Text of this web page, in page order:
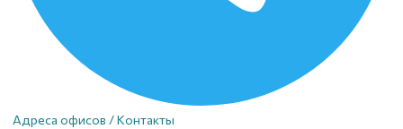
Адреса офисов / Контакты